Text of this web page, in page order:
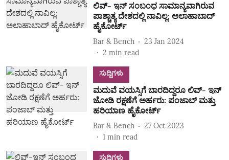
ಲಿವ್- ಇನ್ ಸಂಬಂಧ ಸಾಮಾನ್ಯವಾಗಿರುವ
ಪಾಶ್ಚಾತ್ಯ ದೇಶದಲ್ಲಿ ನಾವಿಲ್ಲ: ಅಲಾಹಾಬಾದ್
ಹೈಕೋರ್ಟ್
Bar & Bench
23 Jan 2024
2 min read
ಸುದ್ದಿಗಳು
ಮದುವೆ ವಯಸ್ಸಿಗೆ ಬಾರದಿದ್ದರೂ ಲಿವ್- ಇನ್
ಜೋಡಿ ರಕ್ಷಣೆಗೆ ಅರ್ಹರು: ಪಂಜಾಬ್ ಮತ್ತು
ಹರಿಯಾಣ ಹೈಕೋರ್ಟ್
Bar & Bench
27 Oct 2023
1 min read
ಸುದ್ದಿಗಳು